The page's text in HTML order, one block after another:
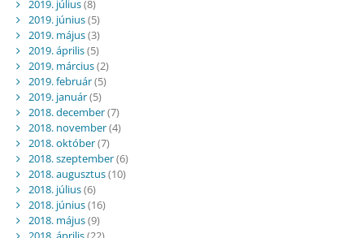
2019. július(8)
2019. június(5)
2019. május(3)
2019. április(5)
2019. március(2)
2019. február(5)
2019. január(5)
2018. december(7)
2018. november(4)
2018. október(7)
2018. szeptember(6)
2018. augusztus(10)
2018. július(6)
2018. június(16)
2018. május(9)